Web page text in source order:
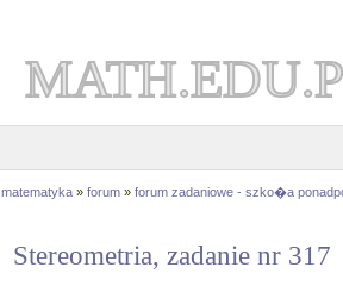
matematyka » forum » forum zadaniowe - szko�a
Stereometria, zadanie nr 317